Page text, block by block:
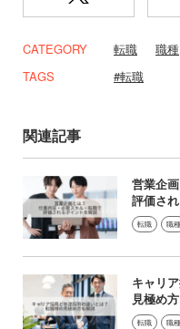
CATEGORY 転職
職種
TAGS
転職
関連記事
営業企
評価さ
転職 職種
キャリ
見極め
転職 職種